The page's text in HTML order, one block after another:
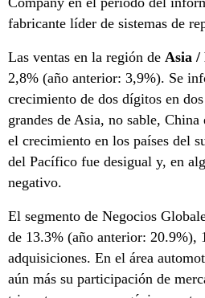
fabricante líder de sistemas de
Las ventas en la región de Asia /
2,8% (año anterior: 3,9%). Se
crecimiento de dos dígitos en
grandes de Asia, no sable,
el crecimiento en los países del
del Pacífico fue desigual y, en
negativo.
El segmento de Negocios
de 13.3% (año anterior: 20.9%),
adquisiciones. En el área
aún más su participación de